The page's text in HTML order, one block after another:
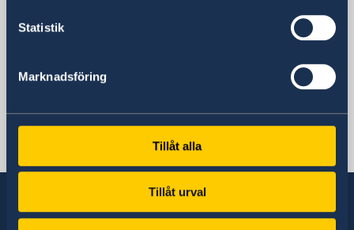
Statistik
Marknadsföring
Tillåt alla
Tillåt urval
Bolivia
Fax
E-postadress
Allmänna frågor:
ambassaden.la-paz@gov.se